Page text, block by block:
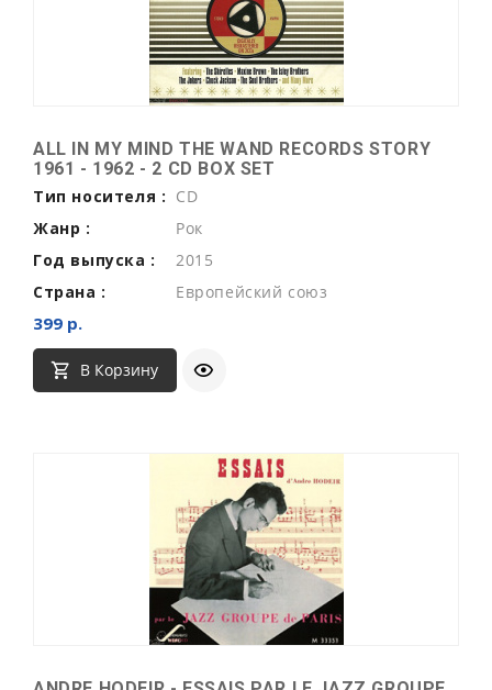
ALL IN MY MIND THE WAND RECORDS STORY
1961 - 1962 - 2 CD BOX SET
Тип носителя : CD
Жанр :
Рок
Год выпуска :
2015
Страна :
Европейский союз
399 р.
В Корзину